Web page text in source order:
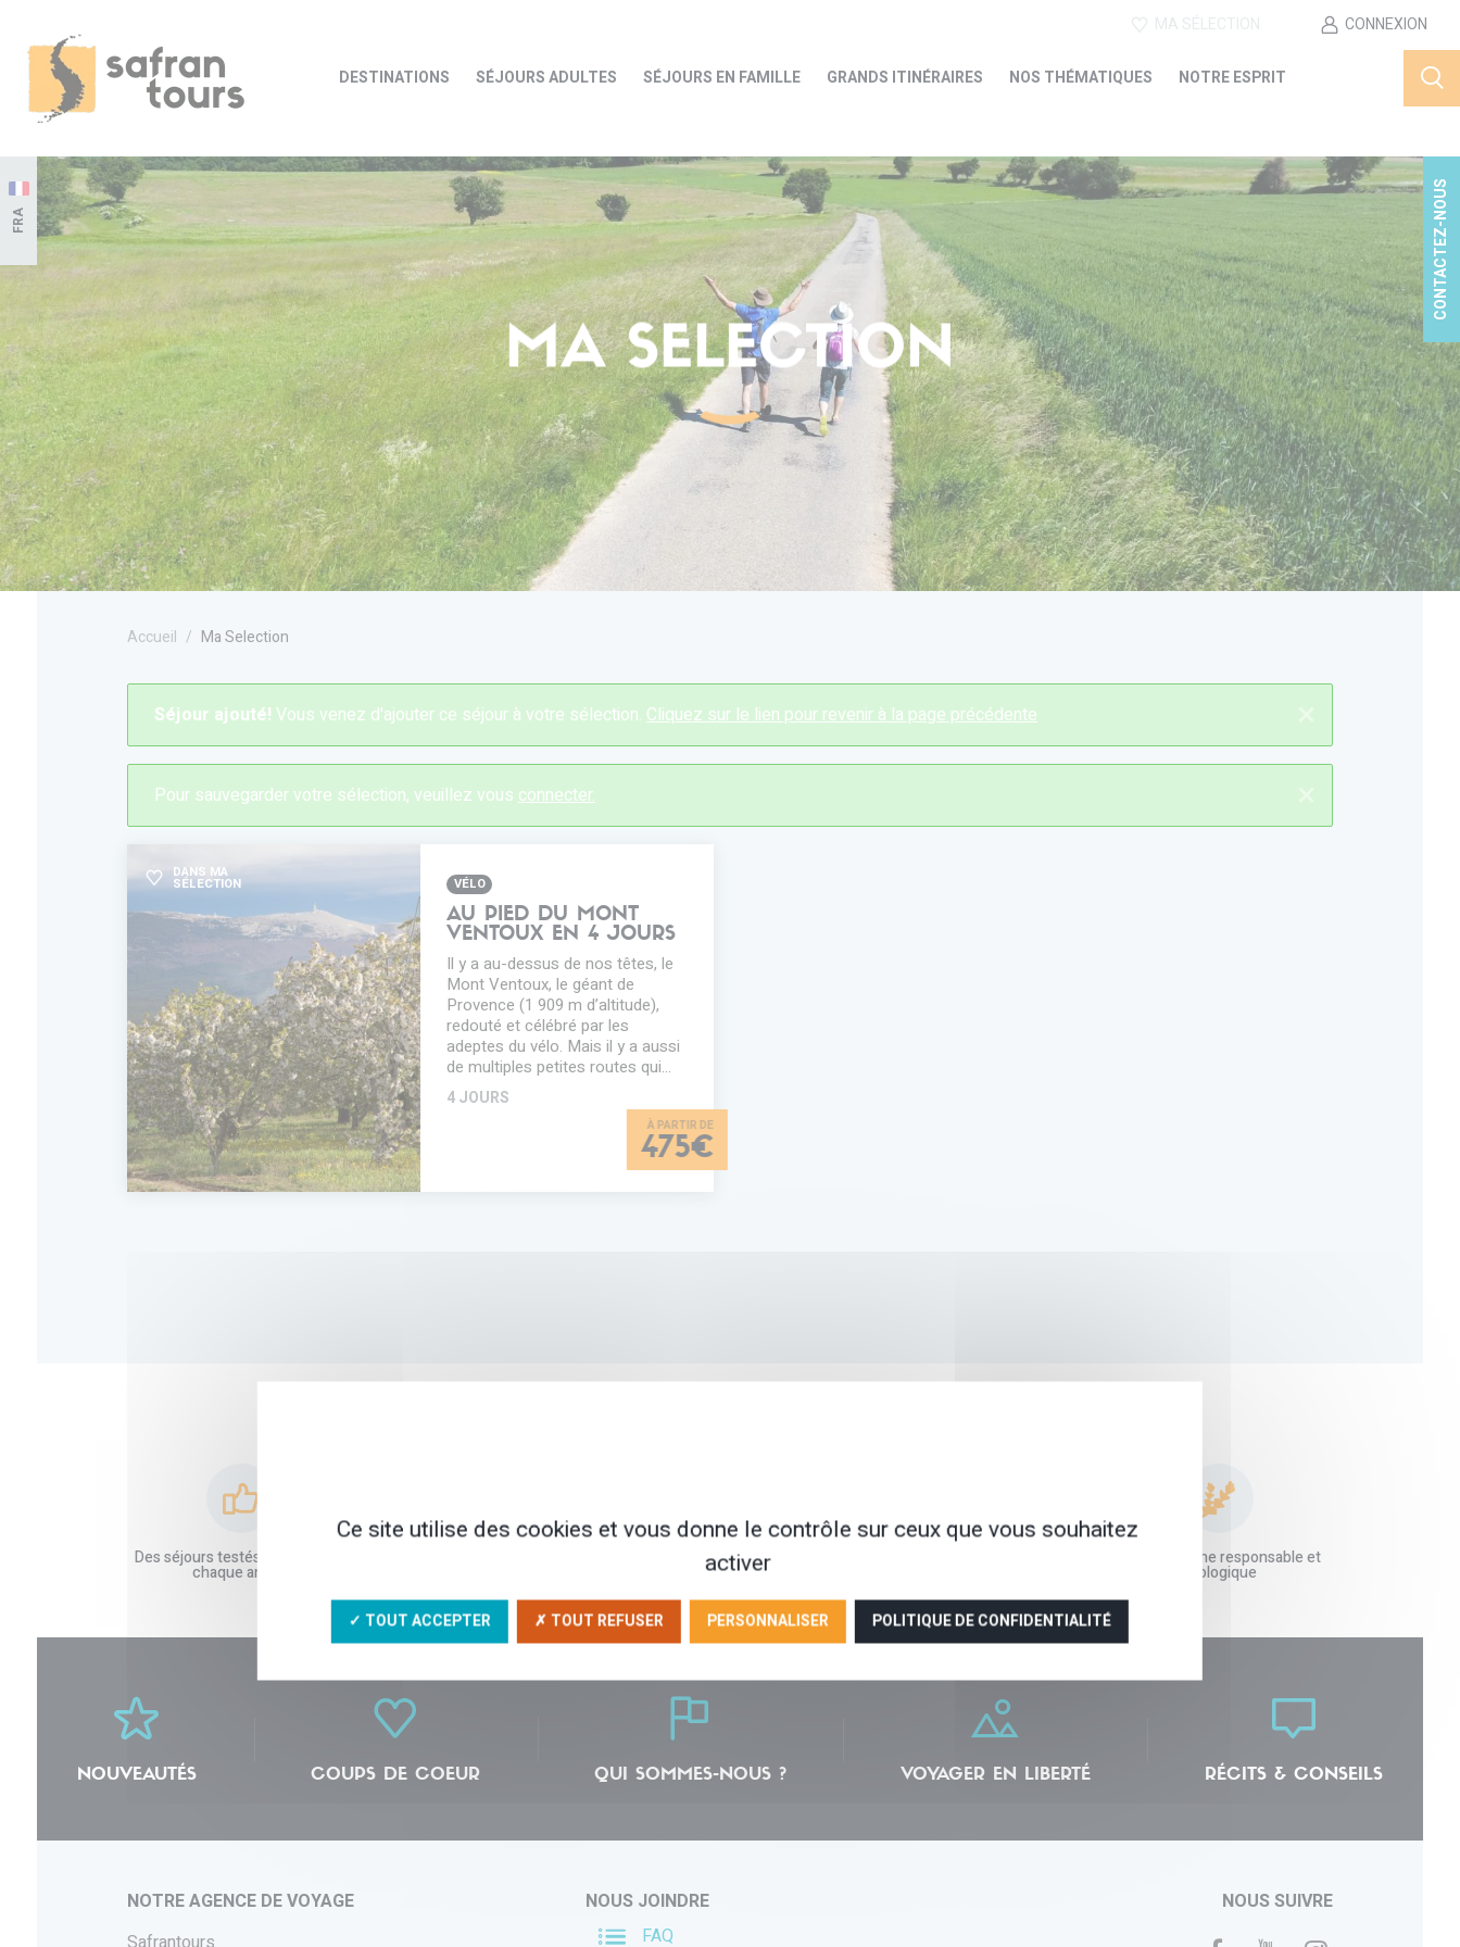
CONNEXION
DESTINATIONS SÉJOURS ADULTES SÉJOURS EN FAMILLE GRANDS ITINÉRAIRES NOS THÉMATIQUES NOTRE ESPRIT
FRA CONTACTEZ-NOUS
MA SELECTION
Accueil Ma Selection
Séjour ajouté! Vous venez d'ajouter ce séjour à votre sélection. Cliquez sur le lien pour revenir à la page précédente
Pour sauvegarder votre sélection, veuillez vous connecter.
DANS MA
SÉLECTION VÉLO
AU PIED DU MONT
VENTOUX EN 4 JOURS
Il y a au-dessus de nos têtes, le
Mont Ventoux, le géant de
Provence (1 909 m d’altitude),
redouté et célébré par les
adeptes du vélo. Mais il y a aussi
de multiples petites routes qui…
4 JOURS
475€
Des séjours testés et améliorés
chaque année
30 ans d'expérience Une démarche responsable et
écologique
NOUVEAUTÉS COUPS DE COEUR QUI SOMMES-NOUS ? VOYAGER EN LIBERTÉ RÉCITS & CONSEILS
NOTRE AGENCE DE VOYAGE
NOUS JOINDRE
FAQ
NOUS SUIVRE
Ce site utilise des cookies et vous donne le contrôle sur ceux que vous souhaitez
activer
✓ TOUT ACCEPTER ✗ TOUT REFUSER PERSONNALISER POLITIQUE DE CONFIDENTIALITÉ